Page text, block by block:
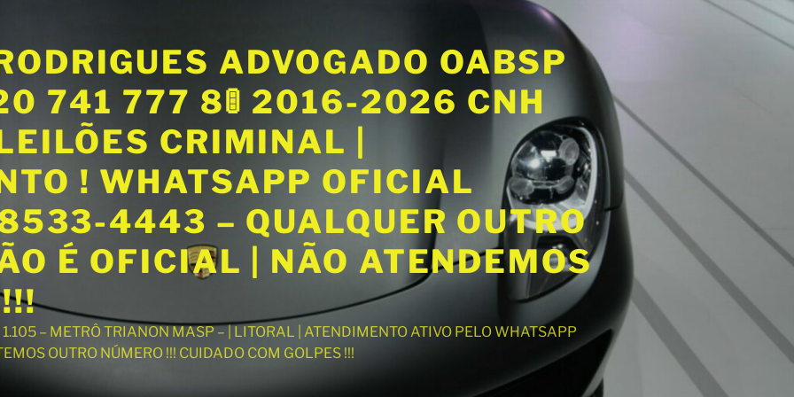
ADVOGADO OABSP
741 777 8🚦 2016-2026 CNH
CRIMINAL |
! WHATSAPP OFICIAL
4443 – QUALQUER OUTRO
É OFICIAL | NÃO ATENDEMOS
– METRÔ TRIANON MASP – | LITORAL | ATENDIMENTO ATIVO PELO WHATSAPP
OUTRO NÚMERO !!! CUIDADO COM GOLPES !!!